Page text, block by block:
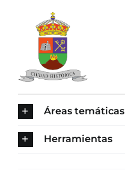
contenido
Áreas temáticas
Herramientas